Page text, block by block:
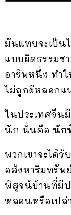
มันแทบจะเป็น
แบบผิดธรรมช
อาชีพหนึ่ง ทำ
ไม่ถูกผีหลอก
ในประเทศจีน
นัก นั่นคือ นัก
พวกเขาจะได้รั
อสังหาริมทรัพ
พิสูจน์บ้านที่มีป
หลอนหรือเปล่า